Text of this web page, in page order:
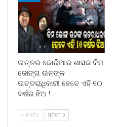
ଉତ୍ତର କୋରିଆର ଶାସକ କିମ
ଜୋଙ୍ଗ ଉନଙ୍କ
ଉତ୍ତରାଧିକାରୀ ହେବେ ଏହି ୧୦
ବର୍ଷର ଝିଅ !
PREV NEXT